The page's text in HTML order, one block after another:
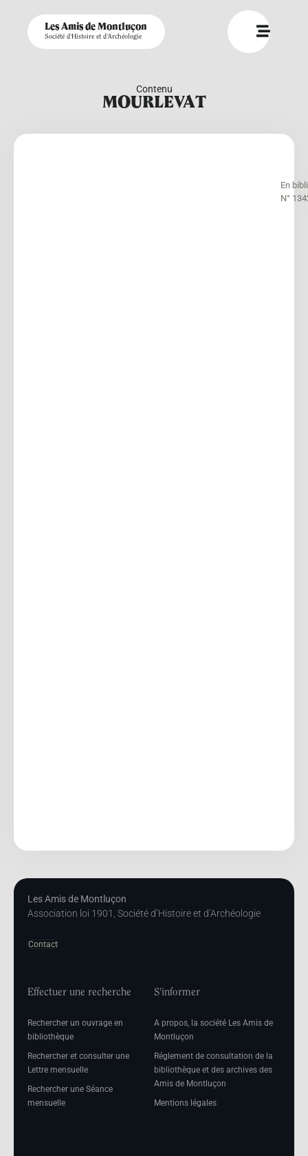
Les Amis de Montluçon
Société d'Histoire et d'Archéologie
Contenu
MOURLEVAT
En
N°
Les Amis de Montluçon
Association loi 1901, Société d’Histoire et d’Archéologie
Contact
Effectuer une recherche
Rechercher un ouvrage en
bibliothèque
Rechercher et consulter une
Lettre mensuelle
Rechercher une Séance
mensuelle
S'informer
A propos, la société Les Amis de
Montluçon
Réglement de consultation de la
bibliothèque et des archives des
Amis de Montluçon
Mentions légales